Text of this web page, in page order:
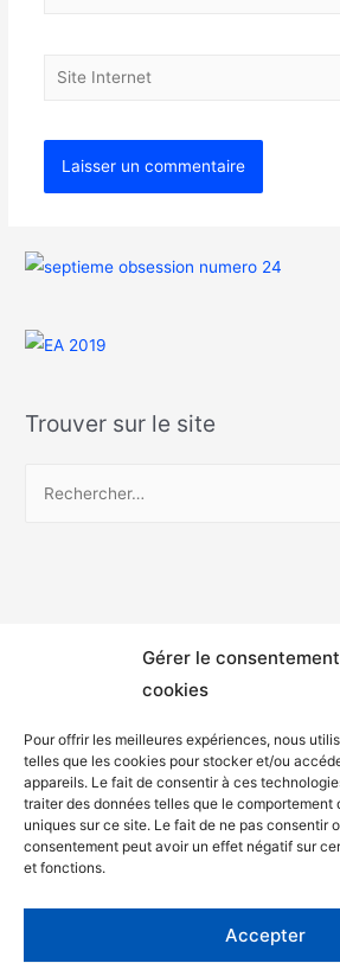
Gérer le
cookies
Pour offrir les meilleures expériences, nous
telles que les cookies pour stocker et/ou
appareils. Le fait de consentir à ces
traiter des données telles que le comportement
uniques sur ce site. Le fait de ne pas consentir
consentement peut avoir un effet négatif sur
et fonctions.
Accepter
Trouver sur le site
Mentions légales
Politique de confidentialité